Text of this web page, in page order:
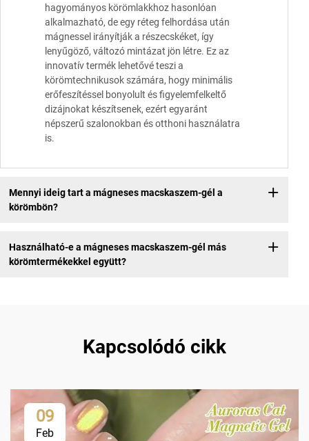
hagyományos körömlakkhoz hasonlóan
alkalmazható, de egy réteg felhordása után
mágnessel irányítják a részecskéket, így
lenyűgöző, változó mintázat jön létre. Ez az
innovatív termék lehetővé teszi a
körömtechnikusok számára, hogy minimális
erőfeszítéssel bonyolult és figyelemfelkeltő
dizájnokat készítsenek, ezért egyaránt
népszerű szalonokban és otthoni használatra
is.
Mennyi ideig tart a mágneses macskaszem-gél a
körömbön?
Használható-e a mágneses macskaszem-gél más
körömtermékekkel együtt?
Kapcsolódó cikk
09
Feb